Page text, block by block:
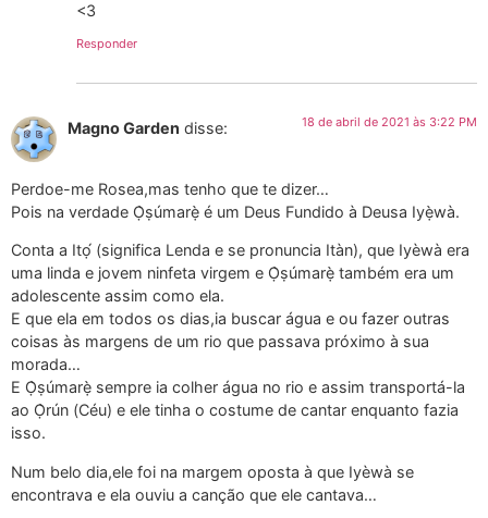
<3
Responder
Magno Garden disse: 18 de abril de 2021 às 3:22 PM
Perdoe-me Rosea,mas tenho que te dizer…
Pois na verdade Ọ̀ṣúmarẹ̀ é um Deus Fundido à Deusa Iyẹ̀wà.
Conta a Itọ́ (significa Lenda e se pronuncia Itàn), que Iyèwà era
uma linda e jovem ninfeta virgem e Ọ̀ṣúmarẹ̀ também era um
adolescente assim como ela.
E que ela em todos os dias,ia buscar água e ou fazer outras
coisas às margens de um rio que passava próximo à sua
morada…
E Ọ̀ṣúmarẹ̀ sempre ia colher água no rio e assim transportá-la
ao Ọ̀rún (Céu) e ele tinha o costume de cantar enquanto fazia
isso.
Num belo dia,ele foi na margem oposta à que Iyèwà se
encontrava e ela ouviu a canção que ele cantava…